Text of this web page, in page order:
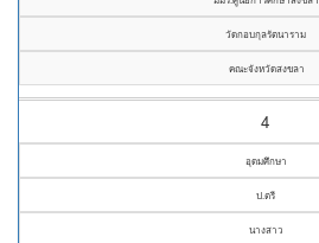
วัดกอบกุลรัตนาราม
คณะจังหวัดสงขลา
4
อุดมศึกษา
ป.ตรี
นางสาว